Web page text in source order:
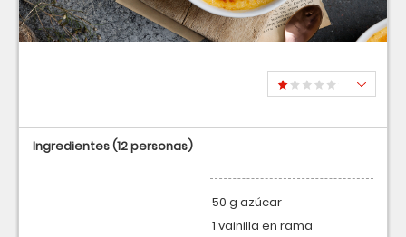
Ingredientes(12 personas)
50 g azúcar
1 vainilla en rama